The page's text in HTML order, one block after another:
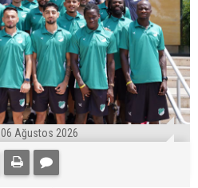
06 Ağustos 2026